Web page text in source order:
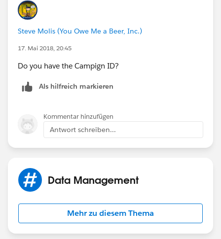
Steve Molis (You Owe Me a Beer, Inc.)
17. Mai 2018, 20:45
Do you have the Campign ID?
Als hilfreich markieren
Kommentar hinzufügen
Antwort schreiben...
Data Management
Mehr zu diesem Thema